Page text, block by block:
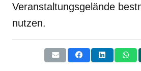
Veranstaltungsgelände
nutzen.